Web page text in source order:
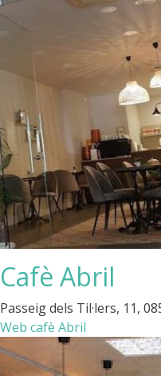
Cafè Abril
Passeig dels Til·lers, 11,
Web cafè Abril